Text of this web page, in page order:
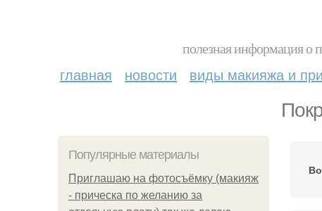
полезная информация о
главная новости виды макияжа и
Популярные материалы
Приглашаю на фотосъёмку (макияж
- прическа по желанию за